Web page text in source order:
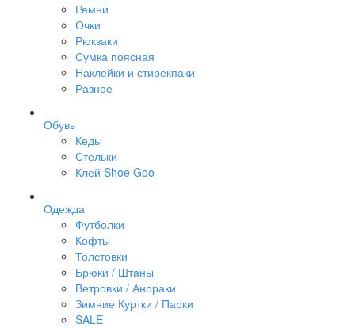
Ремни
Очки
Рюкзаки
Сумка поясная
Наклейки и стирекпаки
Разное
Обувь
Кеды
Стельки
Клей Shoe Goo
Одежда
Футболки
Кофты
Толстовки
Брюки / Штаны
Ветровки / Анораки
Зимние Куртки / Парки
SALE